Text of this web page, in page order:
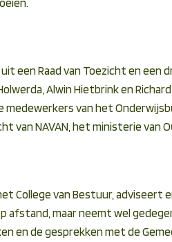
een Raad van Toezicht en een
Alwin Hietbrink en
medewerkers van het
van NAVAN, het ministerie van
College van Bestuur, adviseert
maar neemt wel
en de gesprekken met de